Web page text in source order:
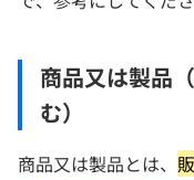
商品又は製品
む）
商品又は製品とは、